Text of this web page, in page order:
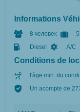
Informations
8 человек
Diesel
A/C
Conditions de
l'âge min. du
Un acompte de